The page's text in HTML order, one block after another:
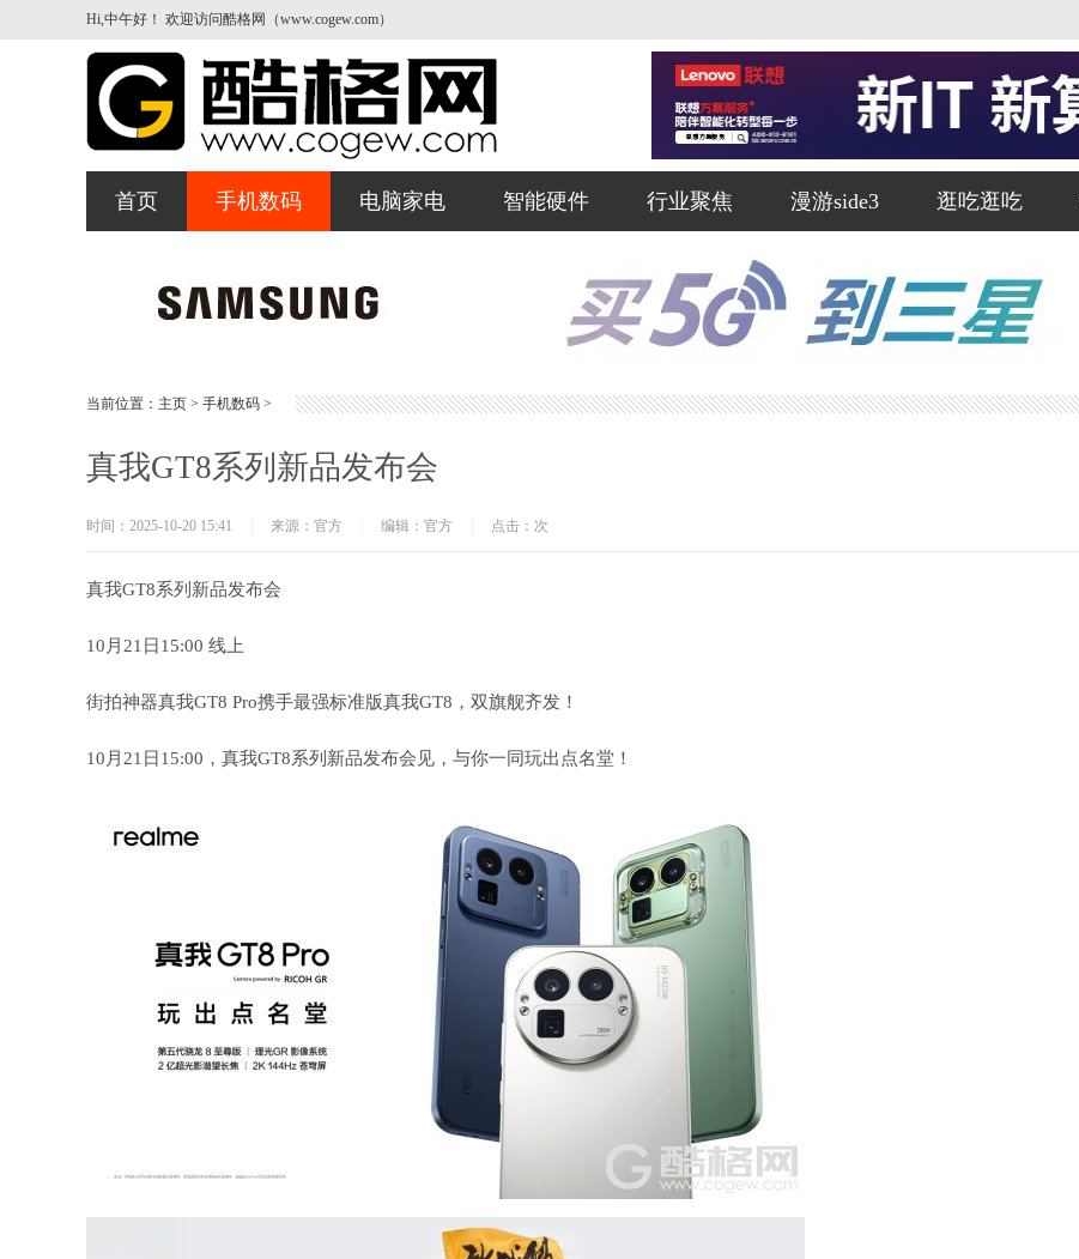
Hi,中午好！ 欢迎访问酷格网（www.cogew.com）
首页 手机数码 电脑家电 智能硬件 行业聚焦 漫游side3 逛吃逛吃
当前位置： 主页 > 手机数码 >
真我GT8系列新品发布会
时间：2025-10-20 15:41 来源：官方 编辑：官方 点击： 次
真我GT8系列新品发布会
10月21日15:00 线上
街拍神器真我GT8 Pro携手最强标准版真我GT8，双旗舰齐发！
10月21日15:00，真我GT8系列新品发布会见，与你一同玩出点名堂！